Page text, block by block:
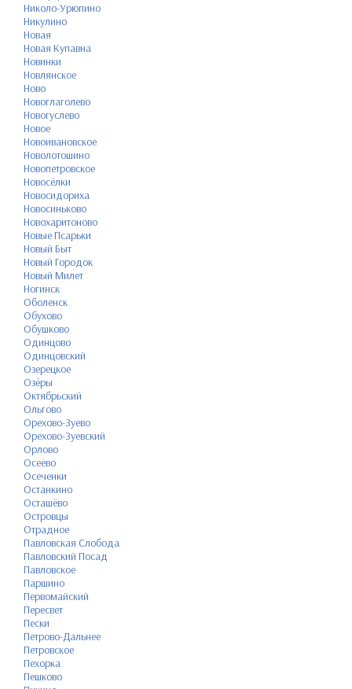
Николо-Урюпино
Никулино
Новая
Новая Купавна
Новинки
Новлянское
Ново
Новоглаголево
Новогуслево
Новое
Новоивановское
Новолотошино
Новопетровское
Новосёлки
Новосидориха
Новосиньково
Новохаритоново
Новые Псарьки
Новый Быт
Новый Городок
Новый Милет
Ногинск
Оболенск
Обухово
Обушково
Одинцово
Одинцовский
Озерецкое
Озёры
Октябрьский
Ольгово
Орехово-Зуево
Орехово-Зуевский
Орлово
Осеево
Осеченки
Останкино
Осташёво
Островцы
Отрадное
Павловская Слобода
Павловский Посад
Павловское
Паршино
Первомайский
Пересвет
Пески
Петрово-Дальнее
Петровское
Пехорка
Пешково